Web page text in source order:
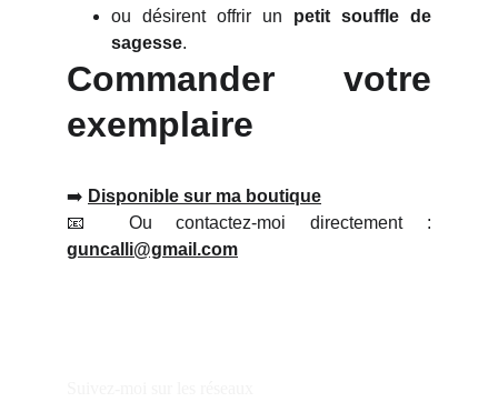
ou désirent offrir un petit souffle de
sagesse.
Commander votre
exemplaire
➡️ Disponible sur ma boutique
📧 Ou contactez-moi directement :
guncalli@gmail.com